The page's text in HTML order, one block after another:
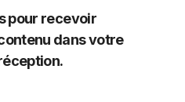
pour recevoir
dans votre